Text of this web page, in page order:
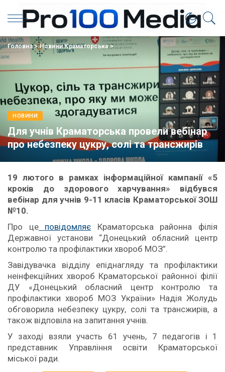
Головна>Новини Краматорська>
НОВИНИ
Для учнів Краматорська провели вебінар
про небезпеку цукру, солі та трансжирів
19 лютого в рамках інформаційної кампанії «5
кроків до здорового харчування» відбувся
вебінар для учнів 9-11 класів Краматорської ЗОШ
№10.
Про цеповідомляє Краматорська районна філія
Державної установи “Донецький обласний центр
контролю та профілактики хвороб МОЗ”.
Завідувачка відділу епіднагляду та профілактики
неінфекційних хвороб Краматорської районної філії
ДУ «Донецький обласний центр контролю та
профілактики хвороб МОЗ України» Надія Жолудь
обговорила небезпеку цукру, солі та трансжирів, а
також відповіла на запитання учнів.
У заході взяли участь 61 учень, 7 педагогів і 1
представник Управління освіти Краматорської
міської ради.